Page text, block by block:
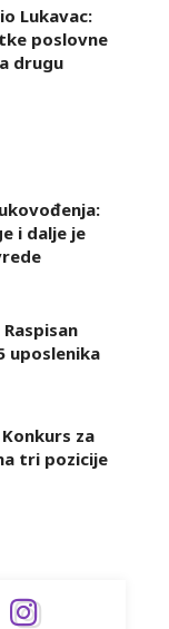
Lukavac:
poslovne
drugu
i dalje je
Raspisan
uposlenika
za
tri pozicije